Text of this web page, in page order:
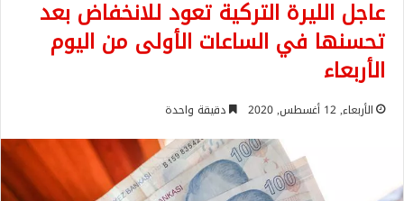
عاجل الليرة التركية تعود للانخفاض بعد
تحسنها في الساعات الأولى من اليوم
الأربعاء
الأربعاء, 12 أغسطس, 2020 دقيقة واحدة